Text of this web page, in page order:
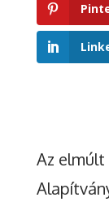
Az elmúlt